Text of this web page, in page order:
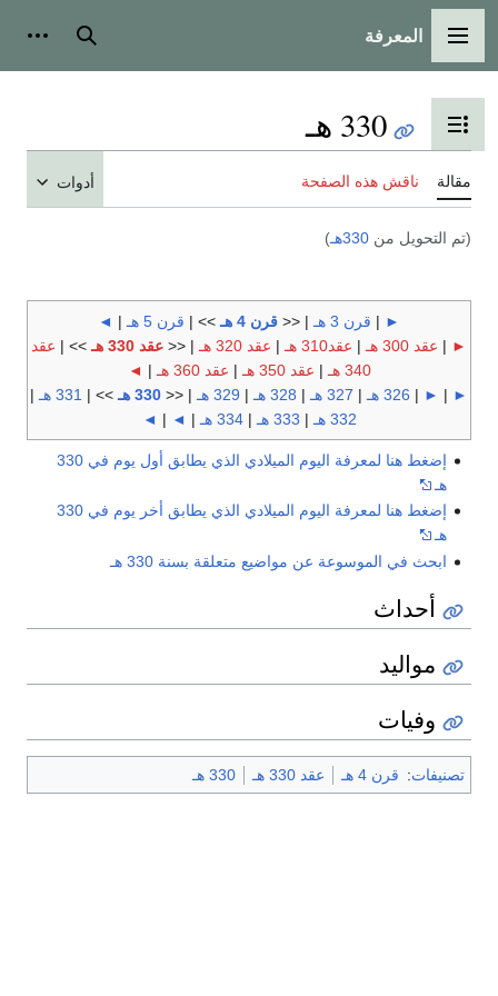
القائمة الرئيسية
المعرفة بحث
تبديل عرض جدول المحتويات
330 هـ
مقالة ناقش هذه الصفحة أدوات
(تم التحويل من 330هـ )
►
| قرن 3 هـ | << قرن 4 هـ >> | قرن 5 هـ |
◄
►
| عقد 300 هـ | عقد310 هـ | عقد 320 هـ | << عقد 330 هـ >> | عقد
340 هـ
| عقد 350 هـ | عقد 360 هـ |
◄
►
|
►
| 326 هـ | 327 هـ | 328 هـ | 329 هـ | << 330 هـ >> | 331 هـ
|
332 هـ
| 333 هـ |334 هـ |
◄
|
◄
إضغط هنا لمعرفة اليوم الميلادي الذي يطابق أول يوم في 330
هـ
إضغط هنا لمعرفة اليوم الميلادي الذي يطابق أخر يوم في 330
هـ
ابحث في الموسوعة عن مواضيع متعلقة بسنة 330 هـ
أحداث
مواليد
وفيات
تصنيفات: قرن 4 هـ عقد 330 هـ 330 هـ